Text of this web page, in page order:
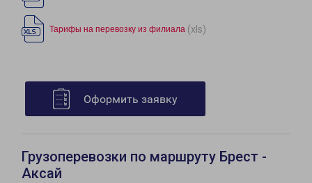
Тарифы на перевозку из филиала (xls)
Оформить заявку
Грузоперевозки по маршруту Брест -
Аксай